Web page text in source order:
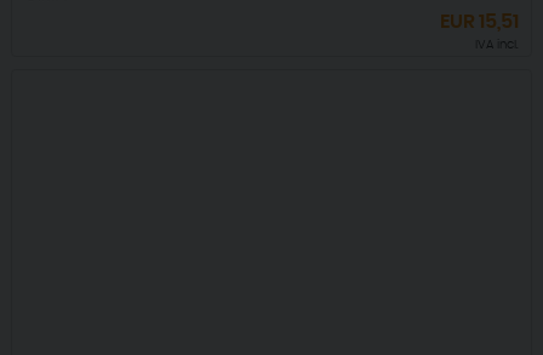
EUR15,51
IVA incl.